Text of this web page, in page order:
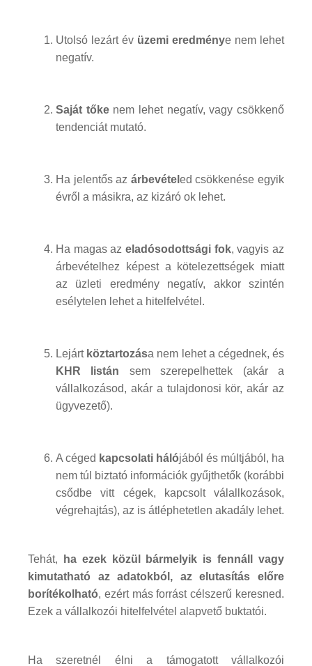
Utolsó lezárt év üzemi eredménye nem lehet
negatív.
Saját tőkenem lehet negatív, vagy csökkenő
tendenciát mutató.
Ha jelentős az árbevétel ed csökkenése egyik
évről a másikra, az kizáró ok lehet.
Ha magas az eladósodottsági fok, vagyis az
árbevételhez képest a kötelezettségek miatt
az üzleti eredmény negatív, akkor szintén
esélytelen lehet a hitelfelvétel.
Lejárt köztartozása nem lehet a cégednek, és
KHR listán sem szerepelhettek (akár a
vállalkozásod, akár a tulajdonosi kör, akár az
ügyvezető).
A céged kapcsolati hálójából és múltjából, ha
nem túl biztató információk gyűjthetők (korábbi
csődbe vitt cégek, kapcsolt válallkozások,
végrehajtás), az is átléphetetlen akadály lehet.
Tehát,
ha ezek közül bármelyik is fennáll vagy
kimutatható az adatokból, az elutasítás előre
borítékolható, ezért más forrást célszerű keresned.
Ezek a vállalkozói hitelfelvétel alapvető buktatói.
Ha szeretnél élni a támogatott vállalkozói